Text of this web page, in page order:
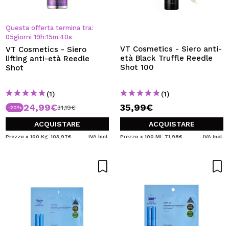
Questa offerta termina tra:
05giorni 19 h:15m:39s
VT Cosmetics - Siero
lifting anti-età Reedle
Shot
(1)
-20% 24,99€31,19€
ACQUISTARE
Prezzo x 100 Kg: 103,97€ IVA Incl.
VT Cosmetics - Siero anti-
età Black Truffle Reedle
Shot 100
(1)
35,99€
ACQUISTARE
Prezzo x 100 Ml: 71,98€ IVA Incl.